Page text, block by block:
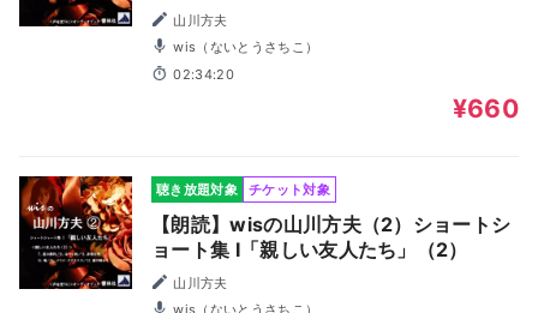
山川方夫
wis（ないとうさちこ）
02:34:20
¥660
聴き放題対象 チケット対象
【朗読】wisの山川方夫（2）ショートシ
ョート集 I「親しい友人たち」（2）
山川方夫
wis（ないとうさちこ）